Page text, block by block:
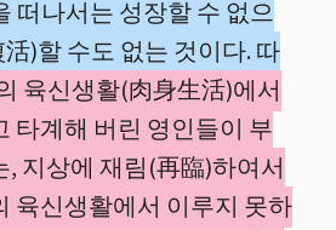
떠나서는 성장할 수 없으
)할 수도 없는 것이다. 따
육신생활(肉身生活)에서
타계해 버린 영인들이 부
지상에 재림(再臨)하여서
육신생활에서 이루지 못하